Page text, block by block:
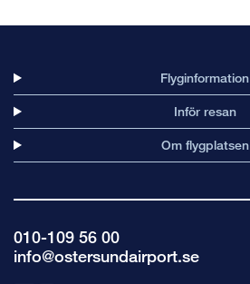
Flyginformation
Inför resan
Om flygplatsen
010-109 56 00
info@ostersundairport.se